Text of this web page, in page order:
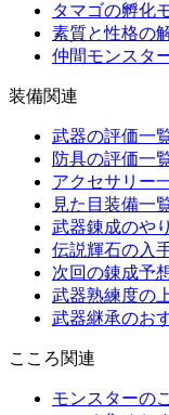
タマゴの孵化
素質と性格の
仲間モンスタ
装備関連
武器の評価一
防具の評価一
アクセサリー
見た目装備一
武器錬成のや
伝説輝石の入
次回の錬成予
武器熟練度の
武器継承のお
こころ関連
モンスターの